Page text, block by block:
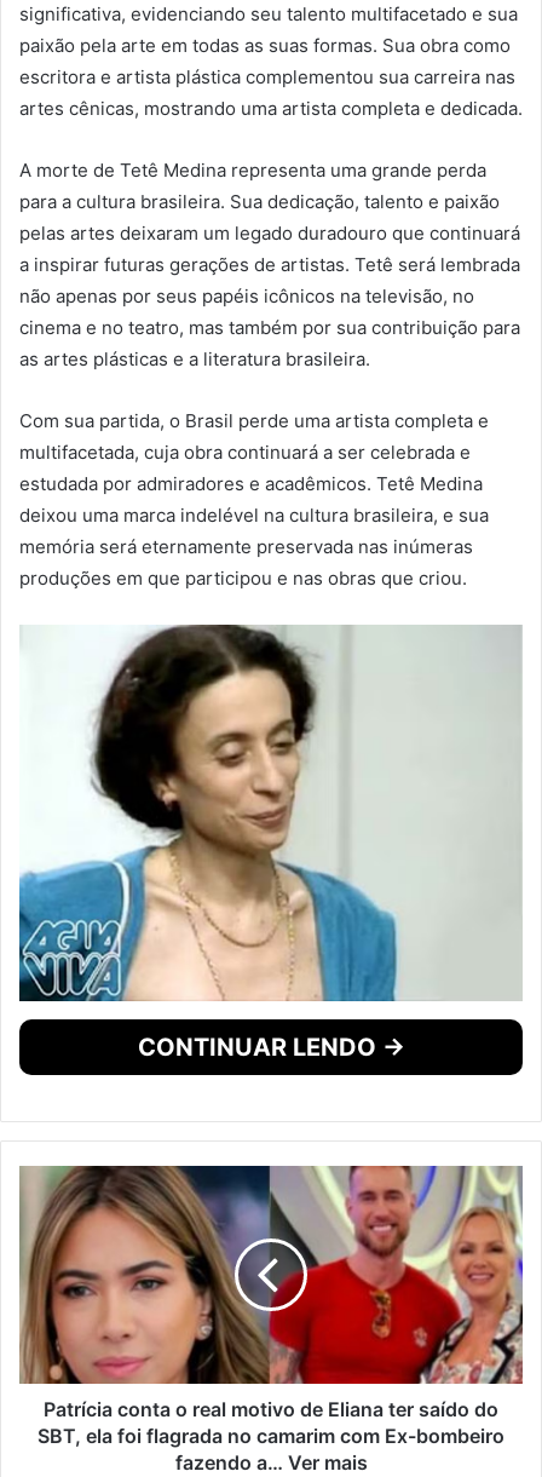
significativa, evidenciando seu talento multifacetado e sua
paixão pela arte em todas as suas formas. Sua obra como
escritora e artista plástica complementou sua carreira nas
artes cênicas, mostrando uma artista completa e dedicada.
A morte de Tetê Medina representa uma grande perda
para a cultura brasileira. Sua dedicação, talento e paixão
pelas artes deixaram um legado duradouro que continuará
a inspirar futuras gerações de artistas. Tetê será lembrada
não apenas por seus papéis icônicos na televisão, no
cinema e no teatro, mas também por sua contribuição para
as artes plásticas e a literatura brasileira.
Com sua partida, o Brasil perde uma artista completa e
multifacetada, cuja obra continuará a ser celebrada e
estudada por admiradores e acadêmicos. Tetê Medina
deixou uma marca indelével na cultura brasileira, e sua
memória será eternamente preservada nas inúmeras
produções em que participou e nas obras que criou.
CONTINUAR LENDO →
Patrícia conta o real motivo de Eliana ter saído do
SBT, ela foi flagrada no camarim com Ex-bombeiro
fazendo a… Ver mais